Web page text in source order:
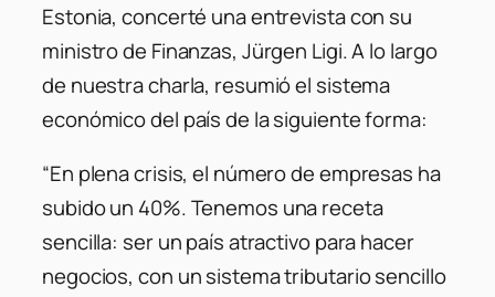
Estonia, concerté una entrevista con su
ministro de Finanzas, Jürgen Ligi. A lo largo
de nuestra charla, resumió el sistema
económico del país de la siguiente forma:
“En plena crisis, el número de empresas ha
subido un 40%. Tenemos una receta
sencilla: ser un país atractivo para hacer
negocios, con un sistema tributario sencillo